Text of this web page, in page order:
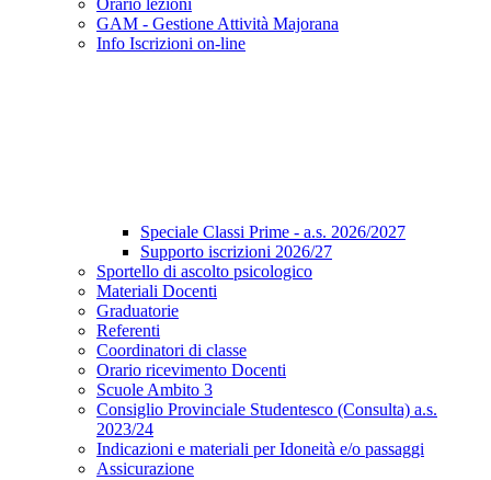
Orario lezioni
GAM - Gestione Attività Majorana
Info Iscrizioni on-line
Speciale Classi Prime - a.s. 2026/2027
Supporto iscrizioni 2026/27
Sportello di ascolto psicologico
Materiali Docenti
Graduatorie
Referenti
Coordinatori di classe
Orario ricevimento Docenti
Scuole Ambito 3
Consiglio Provinciale Studentesco (Consulta) a.s.
2023/24
Indicazioni e materiali per Idoneità e/o passaggi
Assicurazione